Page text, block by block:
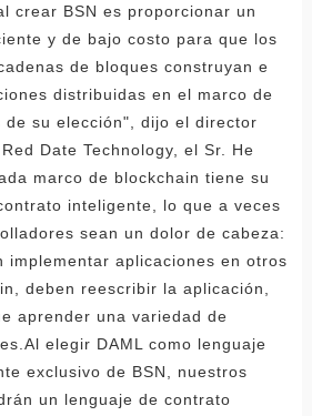
crear BSN es proporcionar un
y de bajo costo para que los
de bloques construyan e
distribuidas en el marco de
de su elección", dijo el director
Date Technology, el Sr. He
marco de blockchain tiene su
inteligente, lo que a veces
sean un dolor de cabeza:
implementar aplicaciones en otros
deben reescribir la aplicación,
aprender una variedad de
elegir DAML como lenguaje
exclusivo de BSN, nuestros
un lenguaje de contrato